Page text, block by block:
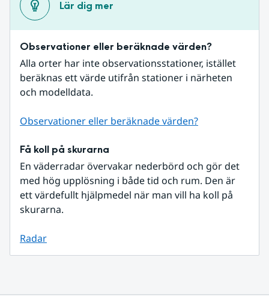
Lär dig mer
Observationer eller beräknade värden?
Alla orter har inte observationsstationer, istället
beräknas ett värde utifrån stationer i närheten
och modelldata.
Observationer eller beräknade värden?
Få koll på skurarna
En väderradar övervakar nederbörd och gör det
med hög upplösning i både tid och rum. Den är
ett värdefullt hjälpmedel när man vill ha koll på
skurarna.
Radar